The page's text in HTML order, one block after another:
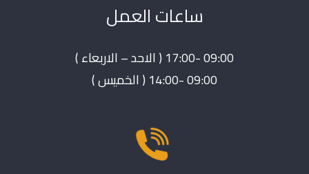
ساعات العمل
09:00 -17:00 ( الاحد – الاربعاء )
09:00 -14:00 ( الخميس )